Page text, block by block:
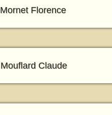
Mornet Florence
Mouflard Claude